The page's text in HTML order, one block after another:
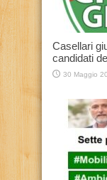
Casellari
candidati
30 Maggio